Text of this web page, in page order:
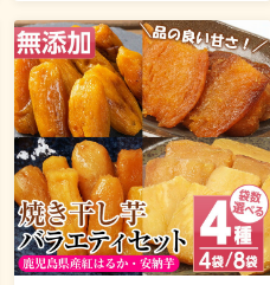
冷凍 【南竹鰻加工】【00-025-
03】